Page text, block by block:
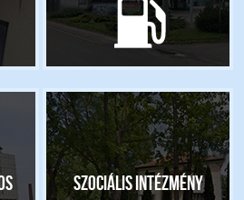
Szociális intézmény